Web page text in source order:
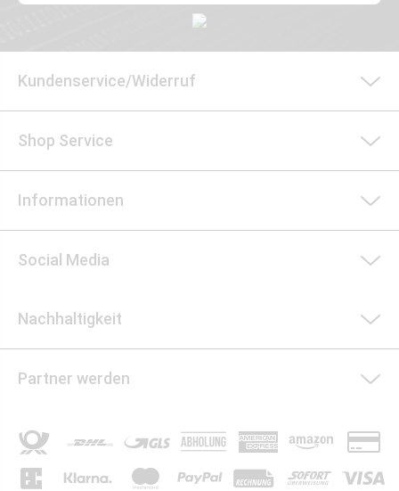
Kundenservice/Widerruf
Shop Service
Informationen
Social Media
Nachhaltigkeit
Partner werden